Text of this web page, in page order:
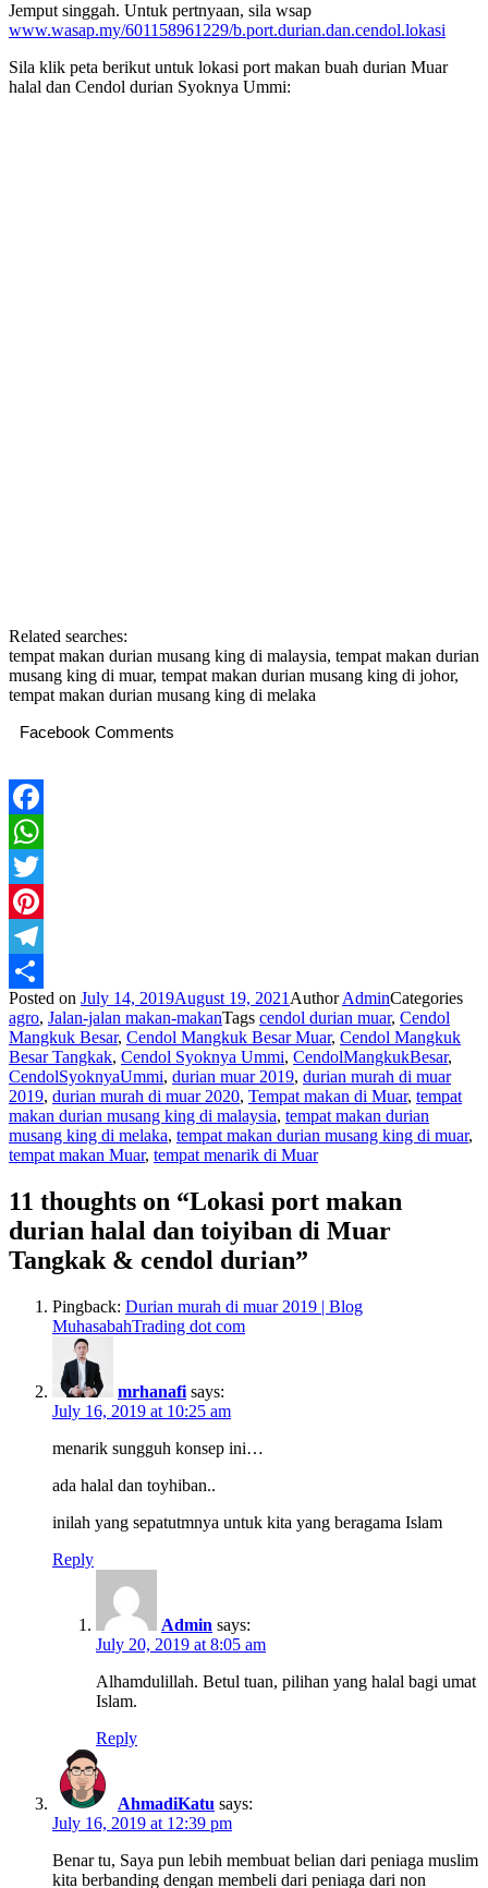
Jemput singgah. Untuk pertnyaan, sila wsap
www.wasap.my/601158961229/b.port.durian.dan.cendol.lokasi
Sila klik peta berikut untuk lokasi port makan buah durian Muar
halal dan Cendol durian Syoknya Ummi:
Related searches:
tempat makan durian musang king di malaysia, tempat makan durian
musang king di muar, tempat makan durian musang king di johor,
tempat makan durian musang king di melaka
Facebook Comments
Facebook
WhatsApp
Twitter
Pinterest
Telegram
Share
Posted on July 14, 2019August 19, 2021 AuthorAdminCategories
agro, Jalan-jalan makan-makanTags cendol durian muar, Cendol
Mangkuk Besar, Cendol Mangkuk Besar Muar, Cendol Mangkuk
Besar Tangkak, Cendol Syoknya Ummi, CendolMangkukBesar,
CendolSyoknyaUmmi, durian muar 2019, durian murah di muar
2019, durian murah di muar 2020, Tempat makan di Muar, tempat
makan durian musang king di malaysia, tempat makan durian
musang king di melaka, tempat makan durian musang king di muar,
tempat makan Muar, tempat menarik di Muar
11 thoughts on “Lokasi port makan
durian halal dan toiyiban di Muar
Tangkak & cendol durian”
Pingback: Durian murah di muar 2019 | Blog
MuhasabahTrading dot com
mrhanafi says:
July 16, 2019 at 10:25 am
menarik sungguh konsep ini…
ada halal dan toyhiban..
inilah yang sepatutmnya untuk kita yang beragama Islam
Reply
Admin says:
July 20, 2019 at 8:05 am
Alhamdulillah. Betul tuan, pilihan yang halal bagi umat
Islam.
Reply
AhmadiKatu says:
July 16, 2019 at 12:39 pm
Benar tu, Saya pun lebih membuat belian dari peniaga muslim
kita berbanding dengan membeli dari peniaga dari non